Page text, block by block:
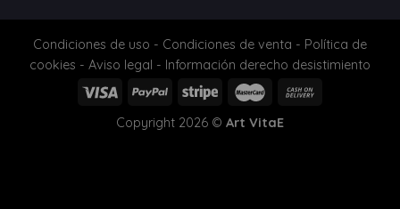
Condiciones de uso - Condiciones de venta - Política de
cookies - Aviso legal - Información derecho desistimiento
Copyright 2026 © Art VitaE